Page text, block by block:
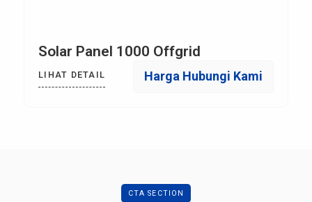
Solar Panel 1000 Offgrid
Harga Hubungi Kami
LIHAT DETAIL
CTA SECTION